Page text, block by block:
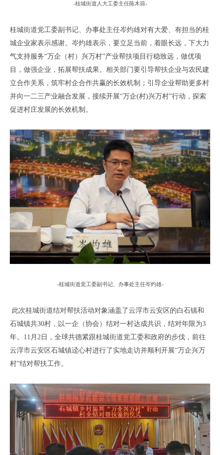
-桂城街道人大工委主任陈木琼-
桂城街道党工委副书记、办事处主任岑灼雄对有大爱、有担当的桂
城企业家表示感谢。岑灼雄表示，要立足当前，着眼长远，下大力
气支持服务“万企（村）兴万村”产业帮扶项目行稳致远，做优项
目，做强企业，拓展帮扶成果。相关部门要引导帮扶企业与农民建
立合作关系，筑牢村企合作共赢的长效机制；引导企业帮助更多村
并向一二三产业融合发展，接续开展“万企(村)兴万村”行动，探索
促进村庄发展的长效机制。
-桂城街道党工委副书记、办事处主任岑灼雄-
此次桂城街道结对帮扶活动对象涵盖了云浮市云安区的白石镇和
石城镇共30村，以一企（协会）结对一村达成共识，结对年限为3
年。11月2日， 全球共德紧跟桂城街道党工委和政府的步伐，前往
云浮市云安区石城镇迳心村进行了 实地走访并顺利 开展“万企兴万
村”结对帮扶工作。